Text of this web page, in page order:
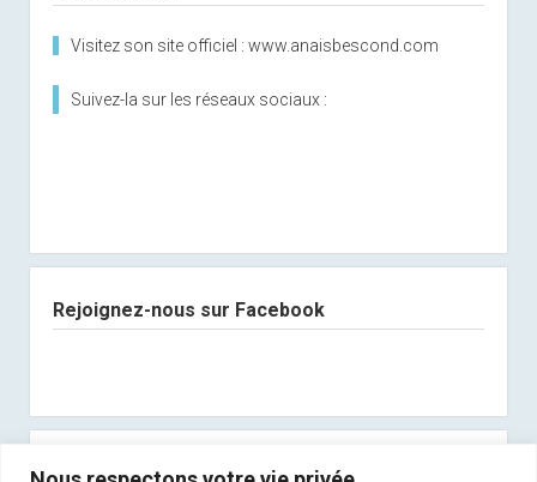
Visitez son site officiel : www.anaisbescond.com
Suivez-la sur les réseaux sociaux :
Rejoignez-nous sur Facebook
Abonnez-vous à notre newsletter